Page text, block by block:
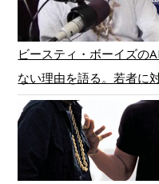
ビースティ・ボーイズの
ない理由を語る。若者に